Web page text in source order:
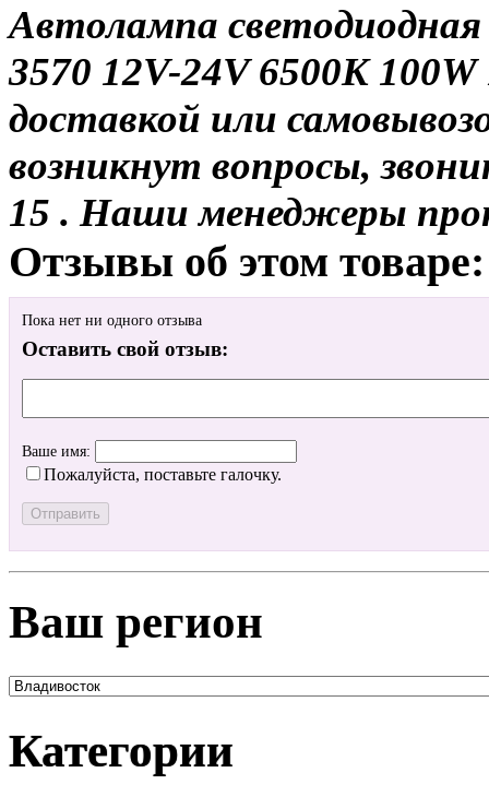
Автолампа
3570 12V-24V 6500K
доставкой или
возникнут вопросы,
15 . Наши менеджеры
Отзывы об этом товаре:
Пока нет ни одного отзыва
Оставить свой отзыв:
Ваше имя:
Пожалуйста, поставьте галочку.
Ваш регион
Категории